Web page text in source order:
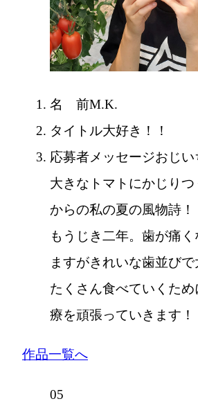
名 前M.K.
タイトル大好き！！
応募者メッセージおじい
大きなトマトにかじり
からの私の夏の風物詩
もうじき二年。歯が痛
ますがきれいな歯並び
たくさん食べていくた
療を頑張っていきます！
作品一覧へ
05